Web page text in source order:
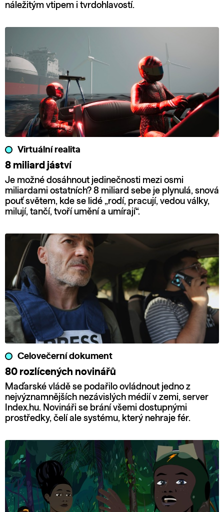
náležitým vtipem i tvrdohlavostí.
Virtuální realita
8 miliard jáství
Je možné dosáhnout jedinečnosti mezi osmi
miliardami ostatních? 8 miliard sebe je plynulá, snová
pouť světem, kde se lidé „rodí, pracují, vedou války,
milují, tančí, tvoří umění a umírají“.
Celovečerní dokument
80 rozlícených novinářů
Maďarské vládě se podařilo ovládnout jedno z
nejvýznamnějších nezávislých médií v zemi, server
Index.hu. Novináři se brání všemi dostupnými
prostředky, čelí ale systému, který nehraje fér.